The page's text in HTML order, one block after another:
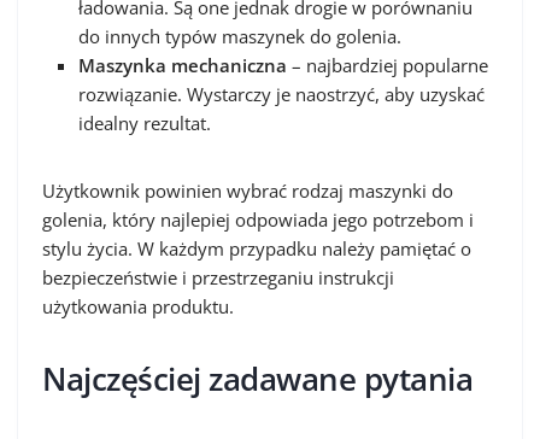
ładowania. Są one jednak drogie w porównaniu
do innych typów maszynek do golenia.
Maszynka mechaniczna – najbardziej popularne
rozwiązanie. Wystarczy je naostrzyć, aby uzyskać
idealny rezultat.
Użytkownik powinien wybrać rodzaj maszynki do
golenia, który najlepiej odpowiada jego potrzebom i
stylu życia. W każdym przypadku należy pamiętać o
bezpieczeństwie i przestrzeganiu instrukcji
użytkowania produktu.
Najczęściej zadawane pytania